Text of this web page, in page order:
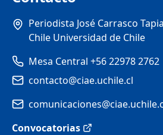
Periodista José Carrasco
Chile Universidad de Chile
Mesa Central +56 22978 2762
contacto@ciae.uchile.cl
Convocatorias